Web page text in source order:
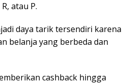
atau P.
daya tarik tersendiri karena
belanja yang berbeda dan
cashback hingga